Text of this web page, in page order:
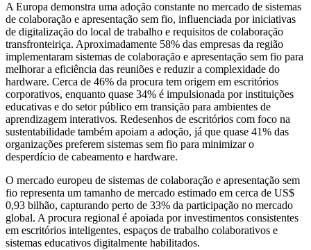
A Europa demonstra uma adoção constante no mercado de sistemas
de colaboração e apresentação sem fio, influenciada por iniciativas
de digitalização do local de trabalho e requisitos de colaboração
transfronteiriça. Aproximadamente 58% das empresas da região
implementaram sistemas de colaboração e apresentação sem fio para
melhorar a eficiência das reuniões e reduzir a complexidade do
hardware. Cerca de 46% da procura tem origem em escritórios
corporativos, enquanto quase 34% é impulsionada por instituições
educativas e do setor público em transição para ambientes de
aprendizagem interativos. Redesenhos de escritórios com foco na
sustentabilidade também apoiam a adoção, já que quase 41% das
organizações preferem sistemas sem fio para minimizar o
desperdício de cabeamento e hardware.
O mercado europeu de sistemas de colaboração e apresentação sem
fio representa um tamanho de mercado estimado em cerca de US$
0,93 bilhão, capturando perto de 33% da participação no mercado
global. A procura regional é apoiada por investimentos consistentes
em escritórios inteligentes, espaços de trabalho colaborativos e
sistemas educativos digitalmente habilitados.